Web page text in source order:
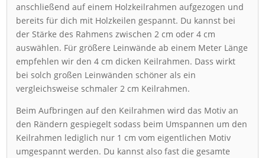
anschließend auf einem Holzkeilrahmen aufgezogen und
bereits für dich mit Holzkeilen gespannt. Du kannst bei
der Stärke des Rahmens zwischen 2 cm oder 4 cm
auswählen. Für größere Leinwände ab einem Meter Länge
empfehlen wir den 4 cm dicken Keilrahmen. Dass wirkt
bei solch großen Leinwänden schöner als ein
vergleichsweise schmaler 2 cm Keilrahmen.
Beim Aufbringen auf den Keilrahmen wird das Motiv an
den Rändern gespiegelt sodass beim Umspannen um den
Keilrahmen lediglich nur 1 cm vom eigentlichen Motiv
umgespannt werden. Du kannst also fast die gesamte